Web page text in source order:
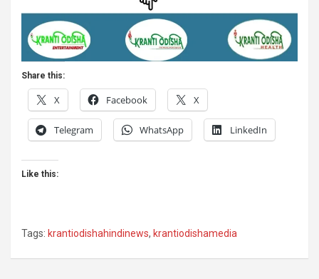
Share this:
X Facebook X
Telegram WhatsApp LinkedIn
Like this:
Tags: krantiodishahindinews, krantiodishamedia